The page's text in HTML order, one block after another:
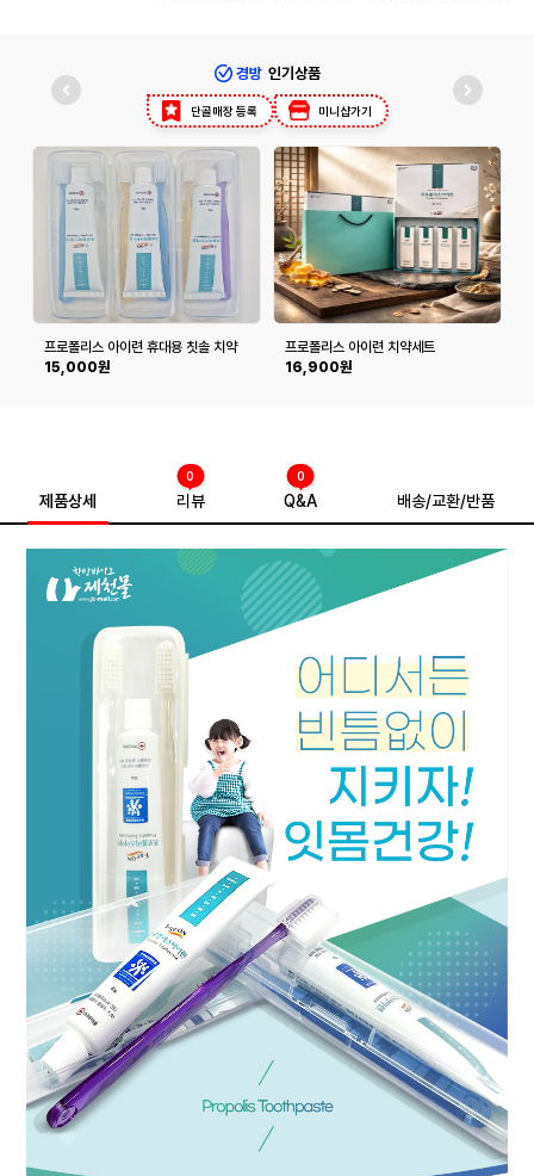
경방 인기상품
단골매장 등록 미니샵가기
프로폴리스 아이련 휴대용 칫솔 치약
세트 (칫솔 6개, 치약 60g*3개)
15,000원
프로폴리스 아이련 치약세트
(180g×4개입)
16,900원
제품상세 리뷰
0
Q&A
0
배송/교환/반품